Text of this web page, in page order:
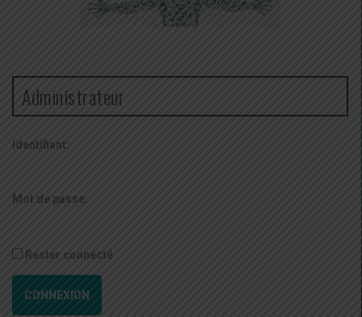
Administrateur
Identifiant:
Mot de passe:
Rester connecté
CONNEXION